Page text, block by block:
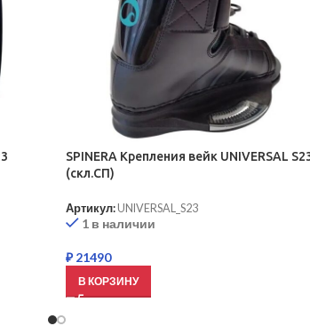
SPINERA Крепления вейк UNIVERSAL
(скл.СП)
Артикул:UNIVERSAL_S23
1 в наличии
₽21490
В КОРЗИНУ